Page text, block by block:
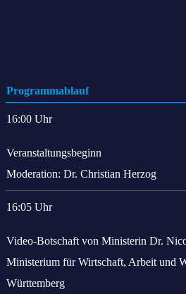
Programmablauf
16:00 Uhr
Veranstaltungsbeginn
Moderation: Dr. Christian Herzog
16:05 Uhr
Video-Botschaft von Ministerin Dr.
Ministerium für Wirtschaft, Arbeit und
Württemberg